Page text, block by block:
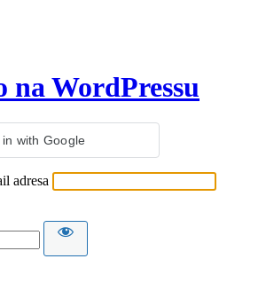
na WordPressu
in with Google
adresa